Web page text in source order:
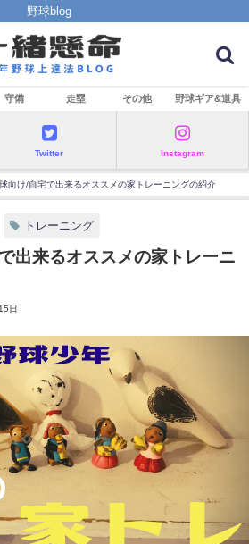
野球blog
守備 走塁 その他 野球ギア&道具
Twitter Instagram
向け/自宅で出来るオススメの家トレーニングの紹介
トレーニング
出来るオススメの家トレーニ
日